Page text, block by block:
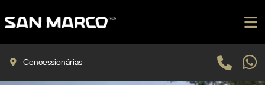
Concessionárias